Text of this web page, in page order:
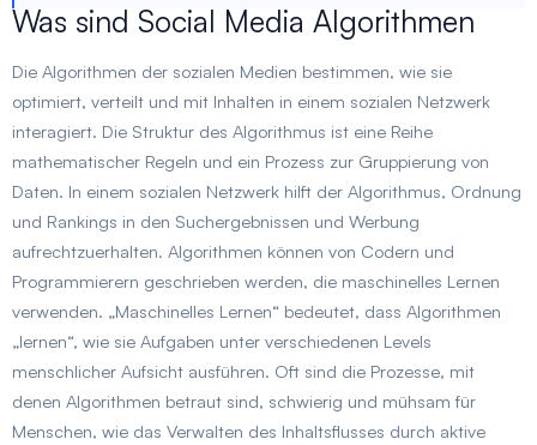
Was sind Social Media Algorithmen
Die Algorithmen der sozialen Medien bestimmen, wie sie
optimiert, verteilt und mit Inhalten in einem sozialen Netzwerk
interagiert. Die Struktur des Algorithmus ist eine Reihe
mathematischer Regeln und ein Prozess zur Gruppierung von
Daten. In einem sozialen Netzwerk hilft der Algorithmus, Ordnung
und Rankings in den Suchergebnissen und Werbung
aufrechtzuerhalten. Algorithmen können von Codern und
Programmierern geschrieben werden, die maschinelles Lernen
verwenden. „Maschinelles Lernen“ bedeutet, dass Algorithmen
„lernen“, wie sie Aufgaben unter verschiedenen Levels
menschlicher Aufsicht ausführen. Oft sind die Prozesse, mit
denen Algorithmen betraut sind, schwierig und mühsam für
Menschen, wie das Verwalten des Inhaltsflusses durch aktive